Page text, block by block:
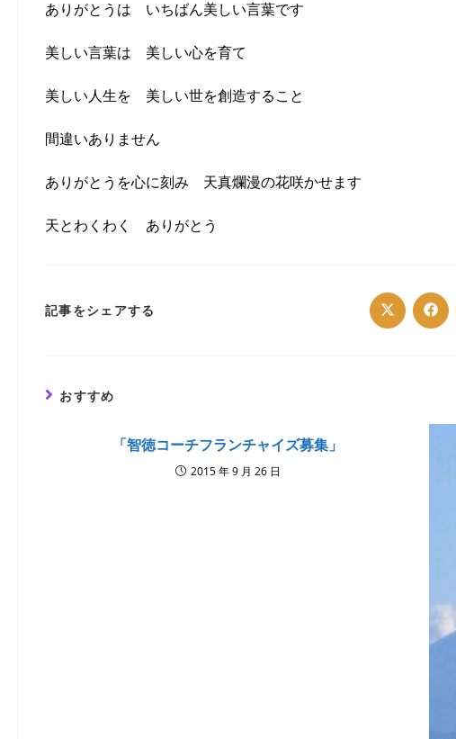
ありがとうは いちばん美しい言葉です
美しい言葉は 美しい心を育て
美しい人生を 美しい世を創造すること
間違いありません
ありがとうを心に刻み 天真爛漫の花咲かせます
天とわくわく ありがとう
記事をシェアする Opens
in in
おすすめ
「智徳コーチフランチャイズ募集」
2015 年 9 月 26 日